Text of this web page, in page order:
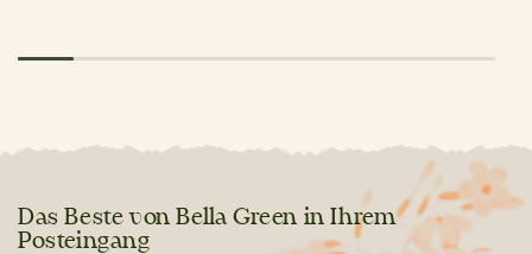
Das Beste von Bella Green in Ihrem
Posteingang